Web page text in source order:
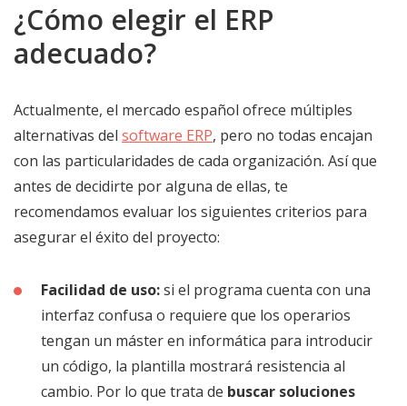
¿Cómo elegir el ERP
adecuado?
Actualmente, el mercado español ofrece múltiples
alternativas del software ERP, pero no todas encajan
con las particularidades de cada organización. Así que
antes de decidirte por alguna de ellas, te
recomendamos evaluar los siguientes criterios para
asegurar el éxito del proyecto:
Facilidad de uso:si el programa cuenta con una
interfaz confusa o requiere que los operarios
tengan un máster en informática para introducir
un código, la plantilla mostrará resistencia al
cambio. Por lo que trata de buscar soluciones